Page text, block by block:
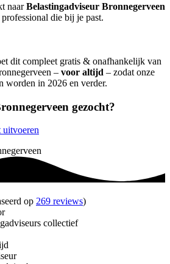
naarBelastingadviseur Bronnegerveen
die bij je past.
dit compleet gratis & onafhankelijk van
– voor altijd – zodat onze
worden in 2026 en verder.
gezocht?
op 269 reviews)